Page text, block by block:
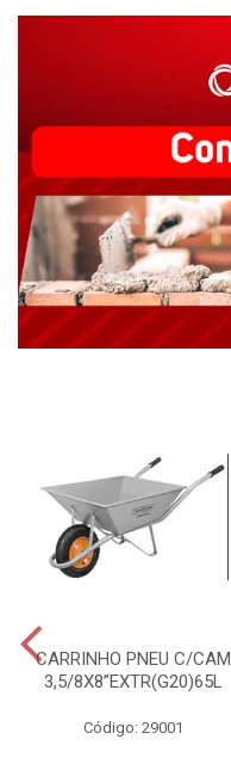
CARRINHO PNEU C/CAM
3,5/8X8”EXTR(G20)65L
Código: 29001